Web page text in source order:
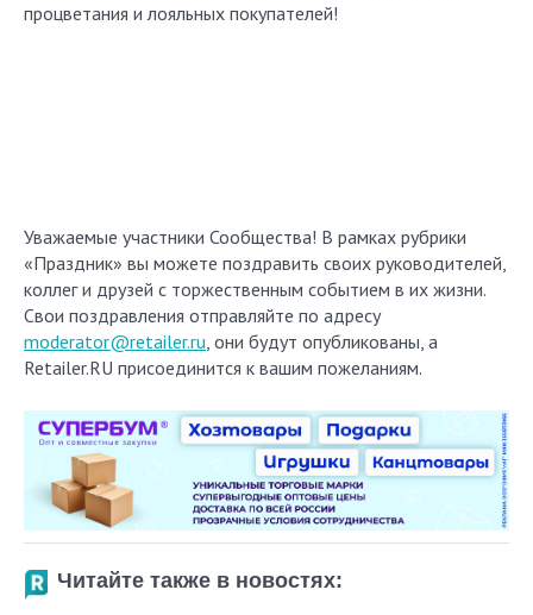
процветания и лояльных покупателей!
Уважаемые участники Сообщества! В рамках рубрики
«Праздник» вы можете поздравить своих руководителей,
коллег и друзей с торжественным событием в их жизни.
Свои поздравления отправляйте по адресу
moderator@retailer.ru, они будут опубликованы, а
Retailer.RU присоединится к вашим пожеланиям.
Читайте также в новостях: